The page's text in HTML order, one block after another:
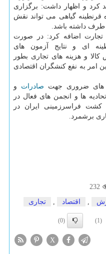
کرد و اظهار داشت: برگزاری
گیاهی می تواند نقش
داشته باشد.
اضافه کرد: در صورت
ای و نتایج آزمون های
و هزینه های تجاری بطور
امر به نفع کنشگران اقتصادی
های ضروری جهت صادرات و
ها و انجمن های فعال در
فراسرزمینی ایران در
برشمرد.
232
, اقتصاد , تجاری
(1)
(0)
X